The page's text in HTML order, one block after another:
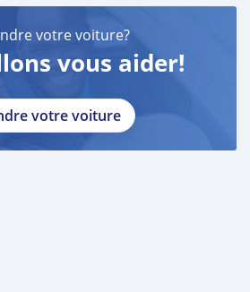
votre voiture?
vous aider!
votre voiture